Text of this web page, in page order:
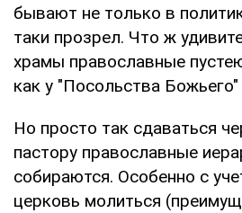
бывают не только в
таки прозрел. Что ж
храмы православные
как у "Посольства
Но просто так сдаваться
пастору православные
собираются. Особенно с
церковь молиться